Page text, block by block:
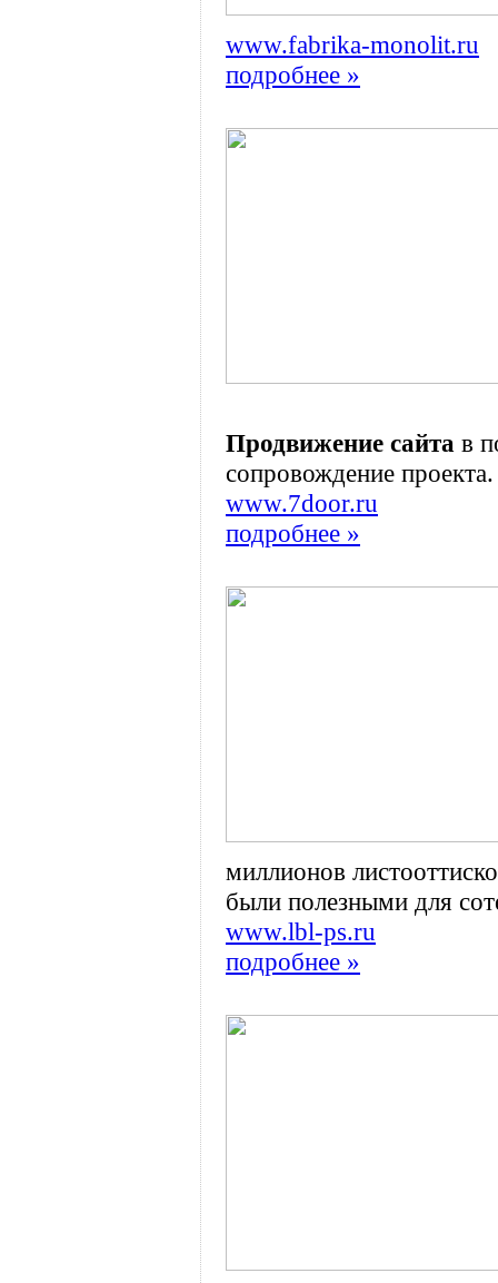
www.fabrika-monolit.ru
подробнее »
Продвижение сайта в
сопровождение
www.7door.ru
подробнее »
миллионов
были полезными для
www.lbl-ps.ru
подробнее »